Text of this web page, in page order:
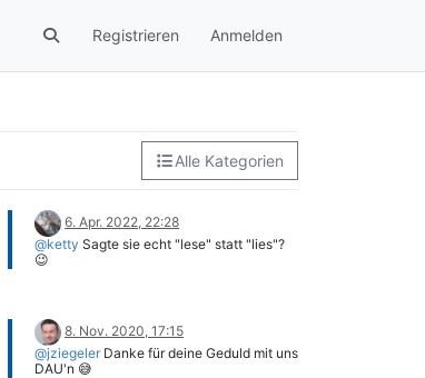
Registrieren Anmelden
Alle Kategorien
6. Apr. 2022, 22:28
@ketty Sagte sie echt "lese" statt "lies"?
😉
8. Nov. 2020, 17:15
@jziegelerDanke für deine Geduld mit uns
DAU'n 😅